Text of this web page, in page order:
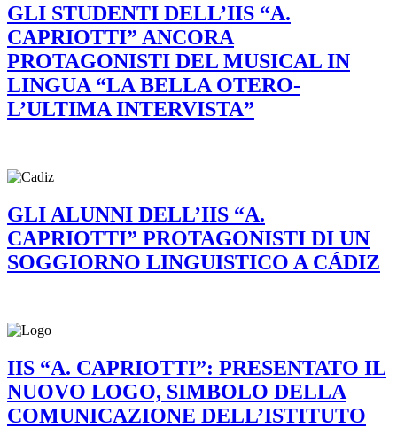
GLI STUDENTI DELL’IIS “A.
CAPRIOTTI” ANCORA
PROTAGONISTI DEL MUSICAL IN
LINGUA “LA BELLA OTERO-
L’ULTIMA INTERVISTA”
GLI ALUNNI DELL’IIS “A.
CAPRIOTTI” PROTAGONISTI DI UN
SOGGIORNO LINGUISTICO A CÁDIZ
IIS “A. CAPRIOTTI”: PRESENTATO IL
NUOVO LOGO, SIMBOLO DELLA
COMUNICAZIONE DELL’ISTITUTO